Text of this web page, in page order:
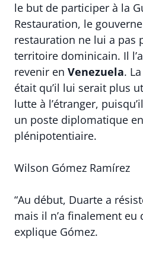
le but de participer à la
Restauration, le
restauration ne lui a pas
territoire dominicain. Il
revenir en Venezuela.
était qu’il lui serait plus
lutte à l’étranger,
un poste diplomatique
plénipotentiaire.
Wilson Gómez Ramírez
“Au début, Duarte a
mais il n’a finalement eu
explique Gómez.